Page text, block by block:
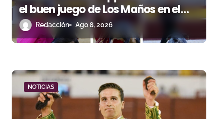
r
a
a
s
el buen juego de Los Maños en el
arranque de Huesca
Redacción Ago 8, 2026
NOTICIAS